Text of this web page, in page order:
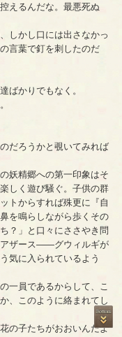
えるんだな。最悪死ぬ
しかし口には出さなかっ
言葉で釘を刺したのだ
ばかりでもなく。
だろうかと覗いてみれば
妖精郷への第一印象はそ
しく遊び騒ぐ。子供の群
トからすれば殊更に『自
を鳴らしながら歩くその
？」と口々にささやき問
アザース――グウィルギが
気に入られているよう
一員であるからして、こ
、このように絡まれてし
の子たちがおおいんだよ